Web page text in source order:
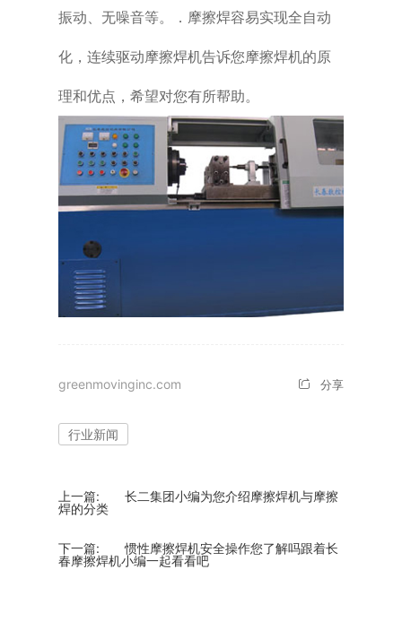
振动、无噪音等。．摩擦焊容易实现全自动
化，连续驱动摩擦焊机告诉您摩擦焊机的原
理和优点，希望对您有所帮助。
greenmovinginc.com 分享
行业新闻
上一篇:
长二集团小编为您介绍摩擦焊机与摩擦
焊的分类
下一篇:
惯性摩擦焊机安全操作您了解吗跟着长
春摩擦焊机小编一起看看吧